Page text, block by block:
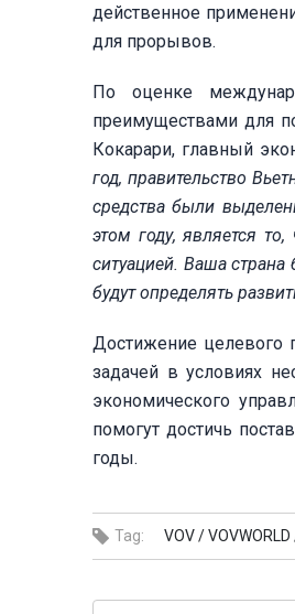
действенное
для прорывов.
По оценке
преимуществами для
Кокарари, главный
год, правительство
средства были
этом году, является
ситуацией. Ваша
будут определять
Достижение целевого
задачей в условиях
экономического
помогут достичь
годы.
Tag: VOV /